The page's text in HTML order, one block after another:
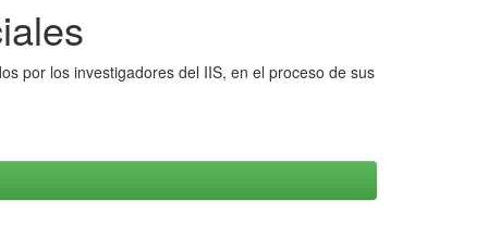
por los investigadores del IIS, en el proceso de sus